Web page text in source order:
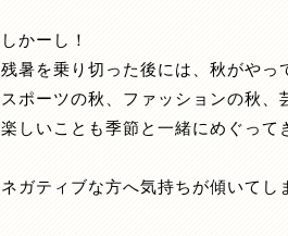
しかーし！
残暑を乗り切った後には、秋がやっ
スポーツの秋、ファッションの秋、
楽しいことも季節と一緒にめぐって
ネガティブな方へ気持ちが傾いてし